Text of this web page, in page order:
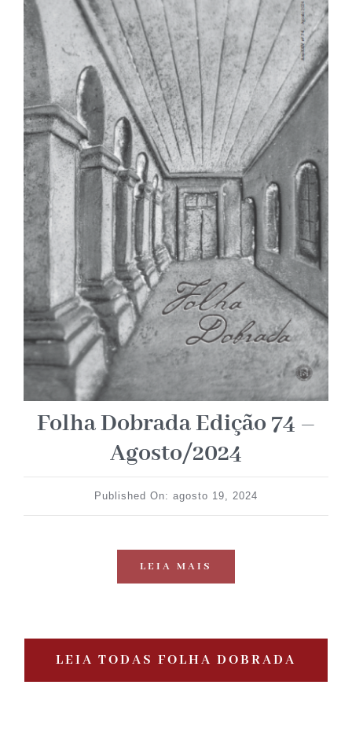
Folha Dobrada Edição 74 –
Agosto/2024
Published On: agosto 19, 2024
LEIA MAIS
LEIA TODAS FOLHA DOBRADA